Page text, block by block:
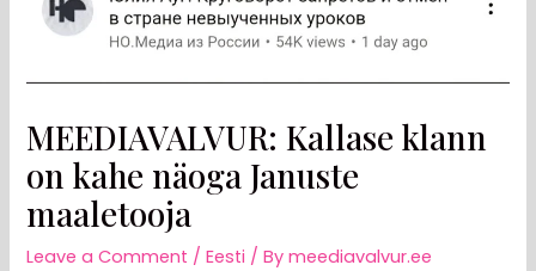
MEEDIAVALVUR: Kallase klann
on kahe näoga Januste
maaletooja
Leave a Comment /Eesti / Bymeediavalvur.ee